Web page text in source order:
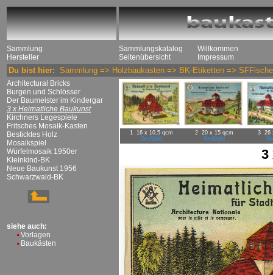
Sammlung
Hersteller
Sammlungskatalog
Seitenübersicht
Willkommen
Impressum
Du bist hier: Sammlung => Holzbaukasten => BK-Etiketten =>
Architectural Bricks
Burgen und Schlösser
Der Baumeister im Kindergar
3 x Heimatliche Baukunst
Kirchners Legespiele
Fritsches Mosaik-Kasten
Besticktes Holz
Mosaikspiel
Würfelmosaik 1950er
Kleinkind-BK
Neue Baukunst 1956
Schwarzwald-BK
siehe auch:
Vorlagen
Baukästen
1 16 x 10,5 qcm
Großbild
2 20 x 15 qcm
Großbild
3 26
3